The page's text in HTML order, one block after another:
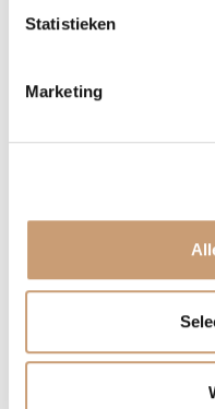
Statistieken
Marketing
Wat
Meer dan
Bijna al onze